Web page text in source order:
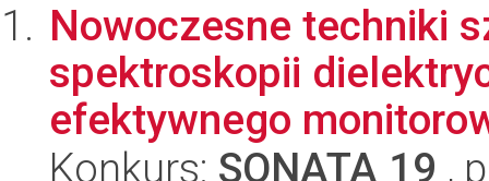
Nowoczesne techniki
spektroskopii
efektywnego
Konkurs: SONATA 19 ,